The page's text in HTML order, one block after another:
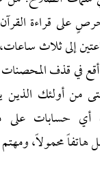
على قراءة
إلى ثلاث
أقع في قذف
من أولئك
أي حسابات على
هاتفاً محمولاً،